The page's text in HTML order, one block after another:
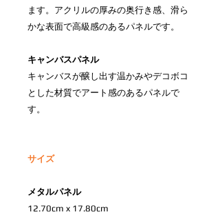
ます。アクリルの厚みの奥行き感、滑ら
かな表面で高級感のあるパネルです。
キャンバスパネル
キャンバスが醸し出す温かみやデコボコ
とした材質でアート感のあるパネルで
す。
サイズ
メタルパネル
12.70cm x 17.80cm